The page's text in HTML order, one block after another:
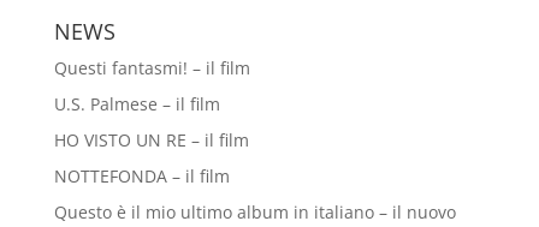
NEWS
Questi fantasmi! – il film
U.S. Palmese – il film
HO VISTO UN RE – il film
NOTTEFONDA – il film
Questo è il mio ultimo album in italiano – il nuovo